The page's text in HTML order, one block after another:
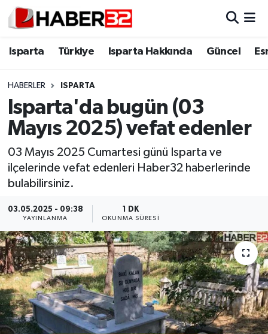
Isparta Türkiye Isparta Hakkında Güncel
HABERLER ISPARTA
Isparta'da bugün (03
Mayıs 2025) vefat edenler
03 Mayıs 2025 Cumartesi günü Isparta ve
ilçelerinde vefat edenleri Haber32 haberlerinde
bulabilirsiniz.
03.05.2025 - 09:38
YAYINLANMA
1 DK
OKUNMA SÜRESI
Isparta
Esnaf Diyor ki;
ASAYİŞ
BİLİM VE TEKNOLOJİ
GENEL
Güncel
HABERDE İNSAN
İlginç
Isparta Nöbetçi Eczaneler
Isparta Trafik Yoğunluk Haritası
Süper Lig Puan Durumu ve Fikstür
Tüm Manşetler
Haber Arşivi